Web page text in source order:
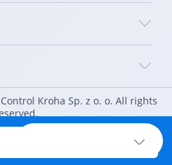
PROTEGE AHORA
Kroha Sp. z o. o. All rights